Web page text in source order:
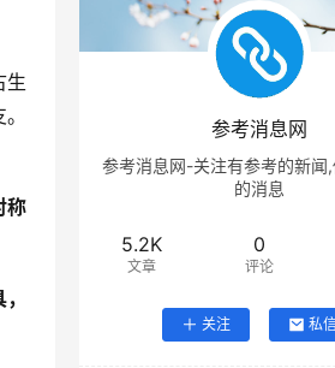
生
称
参考消息网
参考消息网-关注有参考的新闻
的消息
5.2K
文章
0
评论
关注 私